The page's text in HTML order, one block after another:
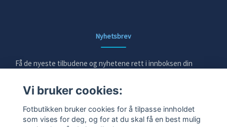
Nyhetsbrev
Få de nyeste tilbudene og nyhetene rett i innboksen din
E-post
Vi bruker cookies:
Fotbutikken bruker cookies for å tilpasse innholdet
som vises for deg, og for at du skal få en best mulig